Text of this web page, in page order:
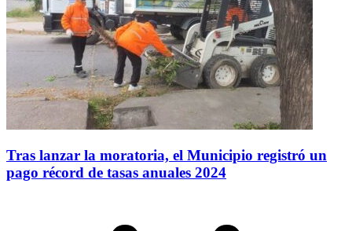
Tras lanzar la moratoria, el Municipio registró un
pago récord de tasas anuales 2024